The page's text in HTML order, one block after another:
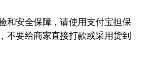
和安全保障，请使用支付宝担保
不要给商家直接打款或采用货到